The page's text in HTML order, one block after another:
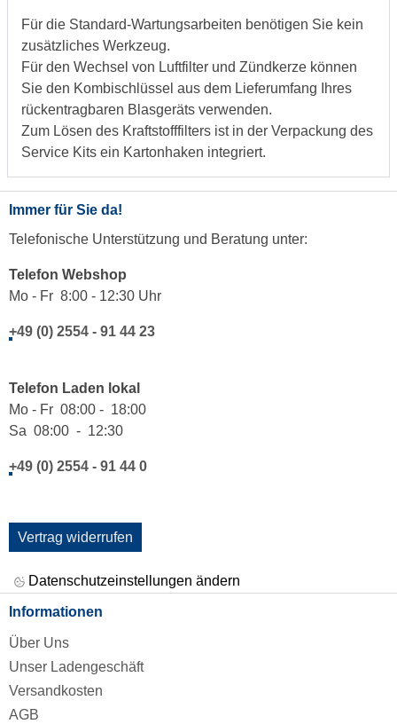
Für die Standard-Wartungsarbeiten benötigen Sie kein
zusätzliches Werkzeug.
Für den Wechsel von Luftfilter und Zündkerze können
Sie den Kombischlüssel aus dem Lieferumfang Ihres
rückentragbaren Blasgeräts verwenden.
Zum Lösen des Kraftstofffilters ist in der Verpackung des
Service Kits ein Kartonhaken integriert.
Immer für Sie da!
Telefonische Unterstützung und Beratung unter:
Telefon Webshop
Mo - Fr 8:00 - 12:30 Uhr
+49 (0) 2554 - 91 44 23
Telefon Laden lokal
Mo - Fr 08:00 - 18:00
Sa 08:00 - 12:30
+49 (0) 2554 - 91 44 0
Vertrag widerrufen
Datenschutzeinstellungen ändern
Informationen
Über Uns
Unser Ladengeschäft
Versandkosten
AGB